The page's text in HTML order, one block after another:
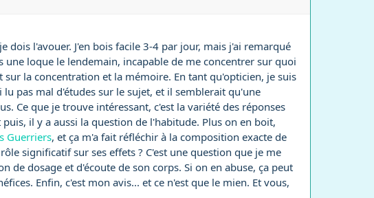
dois l'avouer. J'en bois facile 3-4 par jour, mais j'ai remarqué
une loque le lendemain, incapable de me concentrer sur quoi
la concentration et la mémoire. En tant qu'opticien, je suis
pas mal d'études sur le sujet, et il semblerait qu'une
Ce que je trouve intéressant, c'est la variété des réponses
il y a aussi la question de l'habitude. Plus on en boit,
Guerriers, et ça m'a fait réfléchir à la composition exacte de
significatif sur ses effets ? C'est une question que je me
de dosage et d'écoute de son corps. Si on en abuse, ça peut
Enfin, c'est mon avis... et ce n'est que le mien. Et vous,